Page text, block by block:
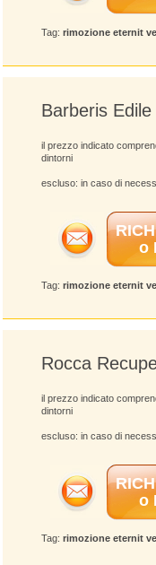
Tag: rimozione eternit
Barberis Edile
il prezzo indicato
dintorni
escluso: in caso di
o
Tag: rimozione eternit
Rocca
il prezzo indicato
dintorni
escluso: in caso di
o
Tag: rimozione eternit